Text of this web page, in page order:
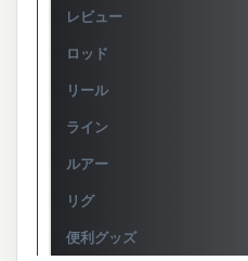
レビュー
ロッド
リール
ライン
ルアー
リグ
便利グッズ